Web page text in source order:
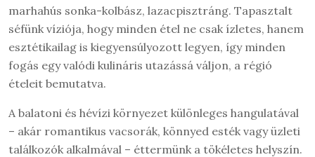
marhahús sonka-kolbász, lazacpisztráng. Tapasztalt
séfünk víziója, hogy minden étel ne csak ízletes, hanem
esztétikailag is kiegyensúlyozott legyen, így minden
fogás egy valódi kulináris utazássá váljon, a régió
ételeit bemutatva.
A balatoni és hévízi környezet különleges hangulatával
– akár romantikus vacsorák, könnyed esték vagy üzleti
találkozók alkalmával – éttermünk a tökéletes helyszín.